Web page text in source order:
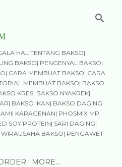
HAL TENTANG BAKSO|
BAKSO| PENGENYAL BAKSO|
CARA MEMBUAT BAKSO| CARA
MEMBUAT BAKSO| BAKSO
KRES| BAKSO NYAKREK|
BAKSO IKAN| BAKSO DAGING
KARAGENAN| PHOSMIX MP
SOY PROTEIN| SARI DAGING|
BAKSO| PENGAWET
MORE…